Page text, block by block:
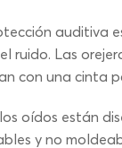
auditiva
ruido. Las
con una cinta
oídos están
y no